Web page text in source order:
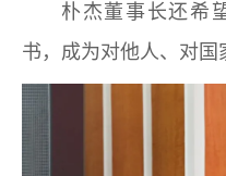
朴杰董事长还希
书，成为对他人、对国